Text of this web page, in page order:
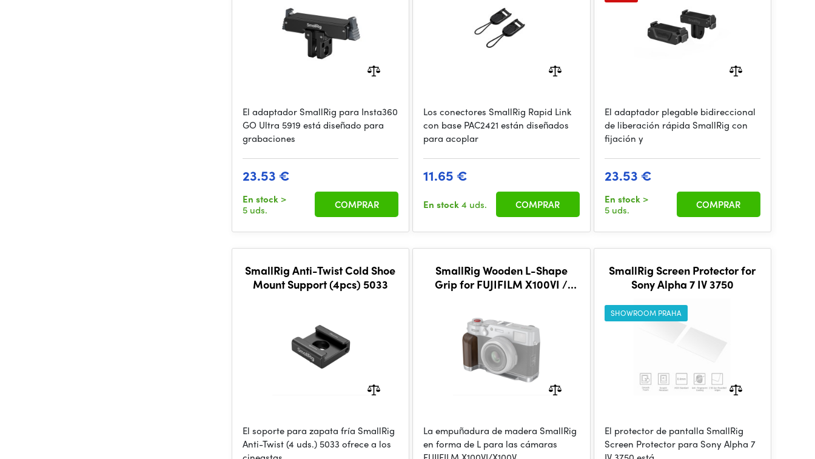
El adaptador SmallRig para Insta360
GO Ultra 5919 está diseñado para
grabaciones
23.53 €
En stock >
5 uds.
COMPRAR
Los conectores SmallRig Rapid Link
con base PAC2421 están diseñados
para acoplar
11.65 €
En stock4 uds. COMPRAR
El adaptador plegable bidireccional
de liberación rápida SmallRig con
fijación y
23.53 €
En stock >
5 uds.
COMPRAR
SmallRig Anti-Twist Cold Shoe
Mount Support (4pcs) 5033
El soporte para zapata fría SmallRig
Anti-Twist (4 uds.) 5033 ofrece a los
SmallRig Wooden L-Shape
Grip for FUJIFILM X100VI /
La empuñadura de madera SmallRig
en forma de L para las cámaras
SmallRig Screen Protector for
Sony Alpha 7 IV 3750
SHOWROOM PRAHA
El protector de pantalla SmallRig
Screen Protector para Sony Alpha 7